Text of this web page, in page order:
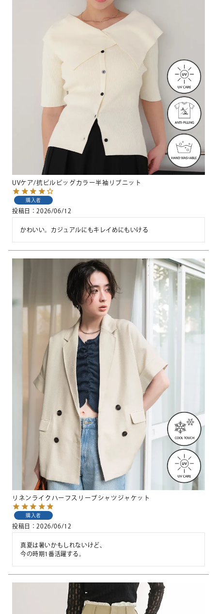
UVケア/抗ピルビッグカラー半袖リブニット
購入者
投稿日 2026/06/12
かわいい。カジュアルにもキレイめにもいける
リネンライクハーフスリーブシャツジャケット
購入者
投稿日 2026/06/12
真夏は暑いかもしれないけど、